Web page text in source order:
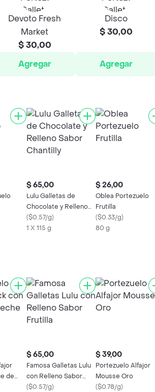
Devoto Fresh
Market
$ 30,00
Agregar
Disco
$ 30,00
Agregar
$ 65,00
Lulu Galletas de
Chocolate y Relleno
Sabor Chantilly
($0.57/g)
1 X 115 g
$ 26,00
Oblea Portezuelo
Frutilla
($0.33/g)
80 g
de
$ 65,00
Famosa Galletas Lulu
con Relleno Sabor
Frutilla
($0.57/g)
$ 39,00
Portezuelo Alfajor
Mousse Oro
($0.78/g)